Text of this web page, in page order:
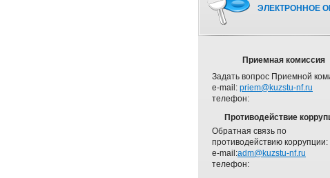
ЭЛЕКТРОННОЕ
Приемная комиссия
Задать вопрос Приемной
e-mail: priem@kuzstu-nf.ru
телефон:
Противодействие
Обратная связь по
противодействию коррупции:
e-mail:adm@kuzstu-nf.ru
телефон: